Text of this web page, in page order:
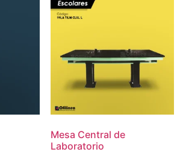
Mesa Central de
Laboratorio